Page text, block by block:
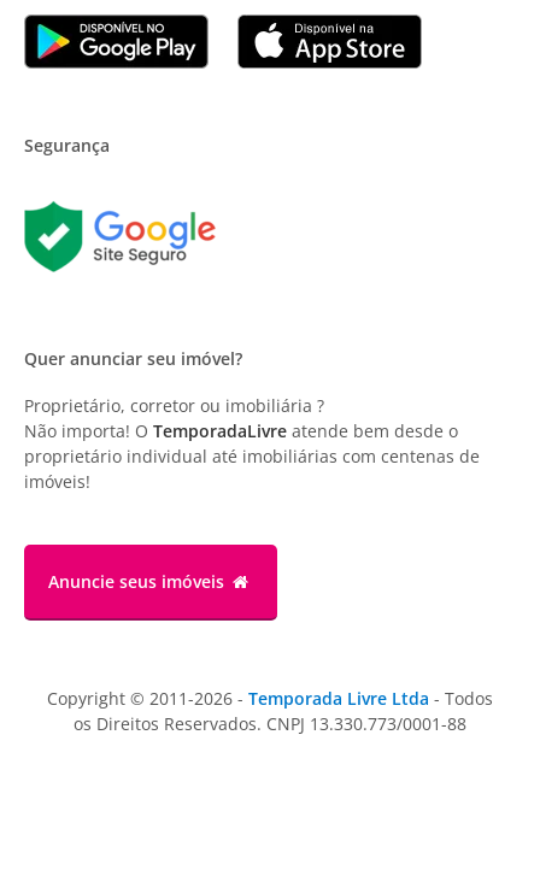
Segurança
Quer anunciar seu imóvel?
Proprietário, corretor ou imobiliária ?
Não importa! O TemporadaLivre atende bem desde o
proprietário individual até imobiliárias com centenas de
imóveis!
Anuncie seus imóveis
Copyright © 2011-2026 - Temporada Livre Ltda - Todos
os Direitos Reservados. CNPJ 13.330.773/0001-88